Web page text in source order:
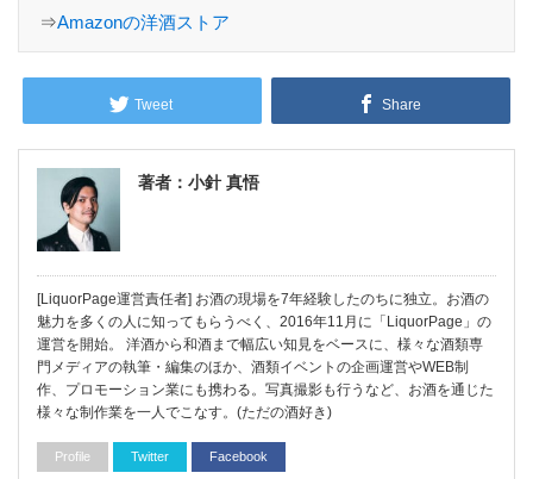
⇒Amazonの洋酒ストア
Tweet Share
著者：小針 真悟
[LiquorPage運営責任者] お酒の現場を7年経験したのちに独立。お酒の
魅力を多くの人に知ってもらうべく、2016年11月に「LiquorPage」の
運営を開始。 洋酒から和酒まで幅広い知見をベースに、様々な酒類専
門メディアの執筆・編集のほか、酒類イベントの企画運営やWEB制
作、プロモーション業にも携わる。写真撮影も行うなど、お酒を通じた
様々な制作業を一人でこなす。(ただの酒好き)
Profile Twitter Facebook